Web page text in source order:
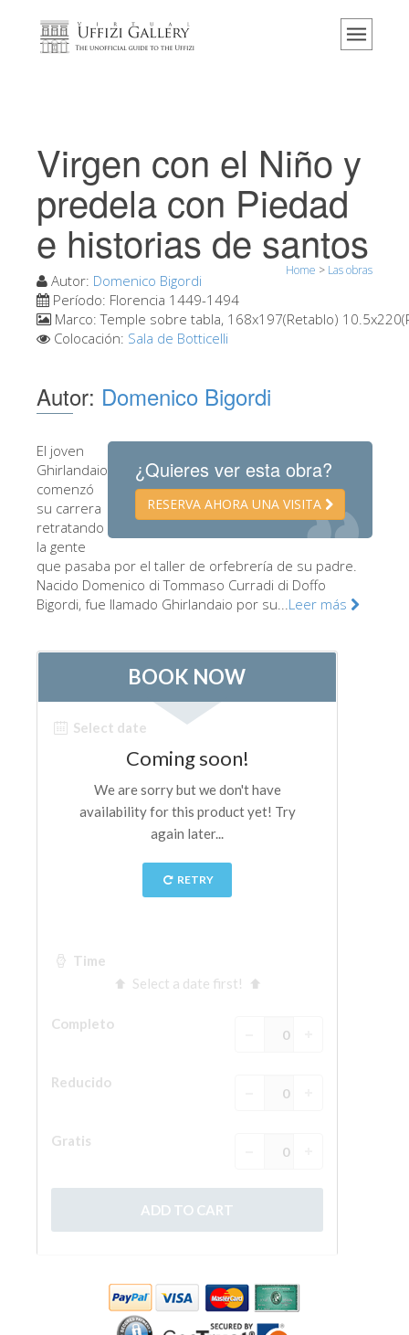
Home
Eventos y exposiciones
Los comentarios de los visitantes
Contáctenos
Visite los Uffizi
Reserve ahora
Visita virtual
Las salas
Las nuevas salas
Otros Museos
Galería de la Academia
Galería Palatina
El Taller de las Piedras Duras
Museo Galileo
Jardín de Boboli
La Torre de Arnolfo
Palazzo Vecchio
Reserve ahora
FRANÇAIS
Virgen con el Niño y
predela con Piedad
e historias de santos
Home > Las obras
Autor: Domenico Bigordi
Período: Florencia 1449-1494
Marco:Temple sobre tabla, 168x197(Retablo)
Colocación: Sala de Botticelli
Autor: Domenico Bigordi
¿Quieres ver esta obra?
RESERVA AHORA UNA VISITA
El joven
Ghirlandaio
comenzó
su carrera
retratando
la gente
que pasaba por el taller de orfebrería de su padre.
Nacido Domenico di Tommaso Curradi di Doffo
Bigordi, fue llamado Ghirlandaio por su...Leer más